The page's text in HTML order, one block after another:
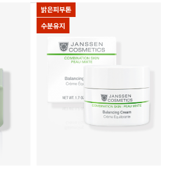
밝은피부톤
수분유지